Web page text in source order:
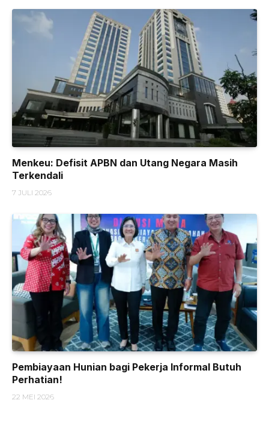
Menkeu: Defisit APBN dan Utang Negara Masih
Terkendali
7 JULI 2026
Pembiayaan Hunian bagi Pekerja Informal Butuh
Perhatian!
22 MEI 2026